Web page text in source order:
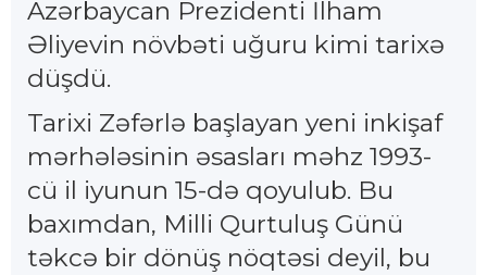
Azərbaycan Prezidenti İlham
Əliyevin növbəti uğuru kimi tarixə
düşdü.
Tarixi Zəfərlə başlayan yeni inkişaf
mərhələsinin əsasları məhz 1993-
cü il iyunun 15-də qoyulub. Bu
baxımdan, Milli Qurtuluş Günü
təkcə bir dönüş nöqtəsi deyil, bu